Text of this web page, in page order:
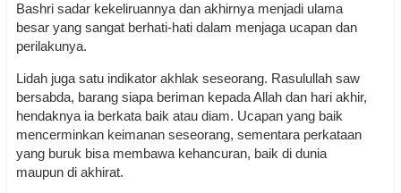
Bashri sadar kekeliruannya dan akhirnya menjadi ulama
besar yang sangat berhati-hati dalam menjaga ucapan dan
perilakunya.
Lidah juga satu indikator akhlak seseorang. Rasulullah saw
bersabda, barang siapa beriman kepada Allah dan hari akhir,
hendaknya ia berkata baik atau diam. Ucapan yang baik
mencerminkan keimanan seseorang, sementara perkataan
yang buruk bisa membawa kehancuran, baik di dunia
maupun di akhirat.